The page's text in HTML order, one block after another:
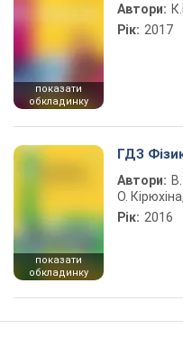
показати
обкладинку
Автори:
Рік: 2017
показати
обкладинку
ГДЗ
Автори:
О.
Рік: 2016